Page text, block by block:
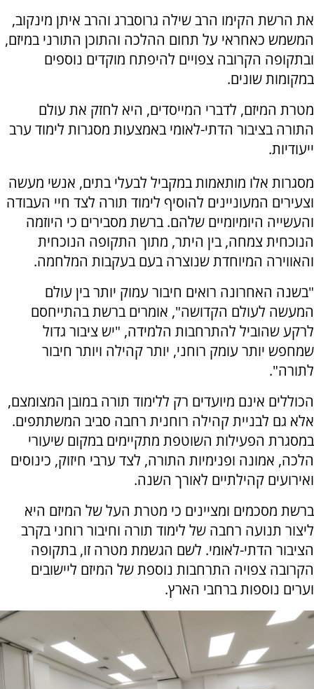
את הרשת הקימו הרב שילה גרוסברג והרב איתן מינקוב,
המשמש כאחראי על תחום ההלכה והתוכן התורני במיזם,
ובתקופה הקרובה צפויים להיפתח מוקדים נוספים
במקומות שונים.
מטרת המיזם, לדברי המייסדים, היא לחזק את עולם
התורה בציבור הדתי-לאומי באמצעות מסגרות לימוד ערב
ייעודיות.
מסגרות אלו מותאמות במקביל לבעלי בתים, אנשי מעשה
וצעירים המעוניינים להוסיף לימוד תורה לצד חיי העבודה
והעשייה היומיומיים שלהם. ברשת מסבירים כי היוזמה
הנוכחית צמחה, בין היתר, מתוך התקופה הנוכחית
והאווירה המיוחדת שנוצרה בעם בעקבות המלחמה.
"בשנה האחרונה רואים חיבור עמוק יותר בין עולם
המעשה לעולם הקדושה", אומרים ברשת בהתייחסם
לרקע שהוביל להתרחבות הלמידה, "יש ציבור גדול
שמחפש יותר עומק רוחני, יותר קהילה ויותר חיבור
לתורה".
הכוללים אינם מיועדים רק ללימוד תורה במובן המצומצם,
אלא גם לבניית קהילה רוחנית רחבה סביב המשתתפים.
במסגרת הפעילות השוטפת מתקיימים במקום שיעורי
הלכה, אמונה ופנימיות התורה, לצד ערבי חיזוק, כינוסים
ואירועים קהילתיים לאורך השנה.
ברשת מסכמים ומציינים כי מטרת העל של המיזם היא
ליצור תנועה רחבה של לימוד תורה וחיבור רוחני בקרב
הציבור הדתי-לאומי. לשם הגשמת מטרה זו, בתקופה
הקרובה צפויה התרחבות נוספת של המיזם ליישובים
וערים נוספות ברחבי הארץ.